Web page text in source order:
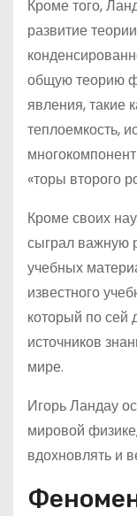
Кроме того,
развитие
общую теорию
явления, такие
теплоемкость,
«торы второго
Кроме своих
сыграл важную
учебных
известного
который по сей
источников
мире.
Игорь Ландау
мировой
вдохновлять и